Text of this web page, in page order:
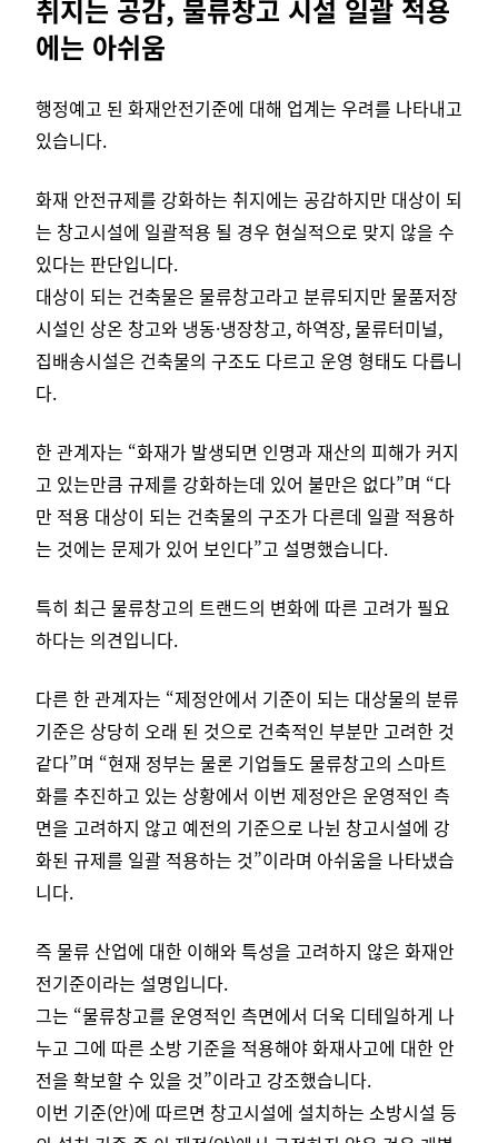
취지는 공감, 물류창고 시설 일괄 적용
에는 아쉬움
행정예고 된 화재안전기준에 대해 업계는 우려를 나타내고
있습니다.
화재 안전규제를 강화하는 취지에는 공감하지만 대상이 되
는 창고시설에 일괄적용 될 경우 현실적으로 맞지 않을 수
있다는 판단입니다.
대상이 되는 건축물은 물류창고라고 분류되지만 물품저장
시설인 상온 창고와 냉동·냉장창고, 하역장, 물류터미널,
집배송시설은 건축물의 구조도 다르고 운영 형태도 다릅니
다.
한 관계자는 “화재가 발생되면 인명과 재산의 피해가 커지
고 있는만큼 규제를 강화하는데 있어 불만은 없다”며 “다
만 적용 대상이 되는 건축물의 구조가 다른데 일괄 적용하
는 것에는 문제가 있어 보인다”고 설명했습니다.
특히 최근 물류창고의 트랜드의 변화에 따른 고려가 필요
하다는 의견입니다.
다른 한 관계자는 “제정안에서 기준이 되는 대상물의 분류
기준은 상당히 오래 된 것으로 건축적인 부분만 고려한 것
같다”며 “현재 정부는 물론 기업들도 물류창고의 스마트
화를 추진하고 있는 상황에서 이번 제정안은 운영적인 측
면을 고려하지 않고 예전의 기준으로 나뉜 창고시설에 강
화된 규제를 일괄 적용하는 것”이라며 아쉬움을 나타냈습
니다.
즉 물류 산업에 대한 이해와 특성을 고려하지 않은 화재안
전기준이라는 설명입니다.
그는 “물류창고를 운영적인 측면에서 더욱 디테일하게 나
누고 그에 따른 소방 기준을 적용해야 화재사고에 대한 안
전을 확보할 수 있을 것”이라고 강조했습니다.
이번 기준(안)에 따르면 창고시설에 설치하는 소방시설 등